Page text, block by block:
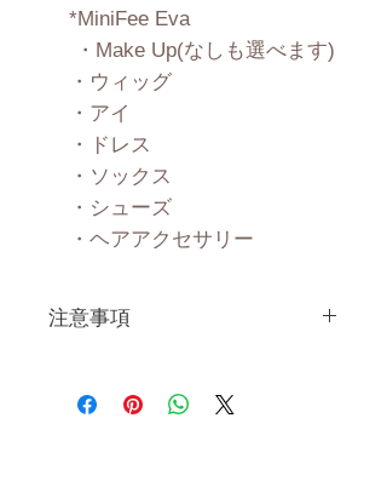
*MiniFee Eva
・Make Up(なしも選べます)
・ウィッグ
・アイ
・ドレス
・ソックス
・シューズ
・ヘアアクセサリー
注意事項
ている製品なので、商品により